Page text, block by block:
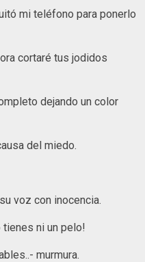
mi teléfono para ponerlo
cortaré tus jodidos
dejando un color
del miedo.
voz con inocencia.
tienes ni un pelo!
murmura.